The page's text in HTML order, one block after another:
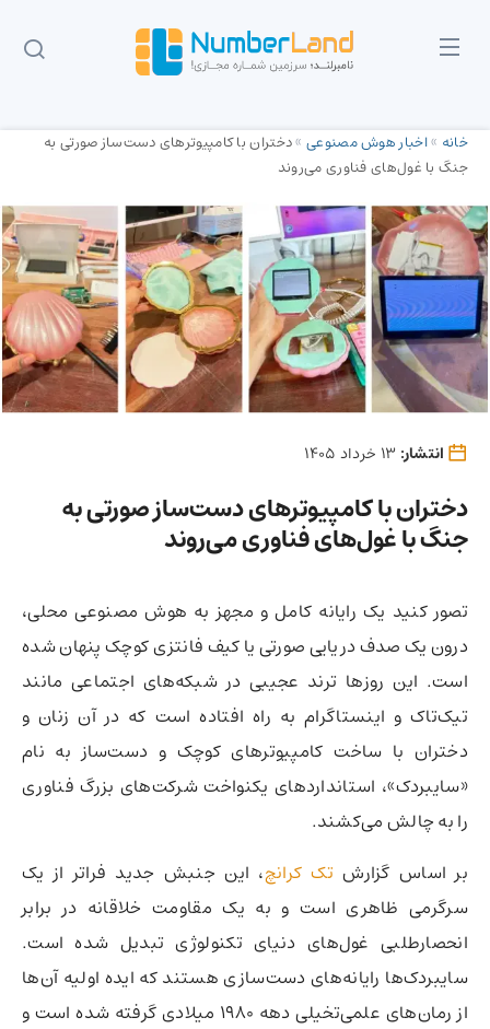
خانه »اخبار هوش مصنوعی»دختران با کامپیوترهای دست‌ساز صورتی به
جنگ با غول‌های فناوری می‌روند
انتشار:
دختران با کامپیوترهای دست‌ساز صورتی به
جنگ با غول‌های فناوری می‌روند
تصور کنید یک رایانه کامل و مجهز به هوش مصنوعی محلی،
درون یک صدف دریایی صورتی یا کیف فانتزی کوچک پنهان شده
است. این روزها ترند عجیبی در شبکه‌های اجتماعی مانند
تیک‌تاک و اینستاگرام به راه افتاده است که در آن زنان و
دختران با ساخت کامپیوترهای کوچک و دست‌ساز به نام
«سایبردک»، استانداردهای یکنواخت شرکت‌های بزرگ فناوری
را به چالش می‌کشند.
بر اساس گزارش تک کرانچ، این جنبش جدید فراتر از یک
سرگرمی ظاهری است و به یک مقاومت خلاقانه در برابر
انحصارطلبی غول‌های دنیای تکنولوژی تبدیل شده است.
سایبردک‌ها رایانه‌های دست‌سازی هستند که ایده اولیه آن‌ها
از رمان‌های علمی‌تخیلی دهه ۱۹۸۰ میلادی گرفته شده است و